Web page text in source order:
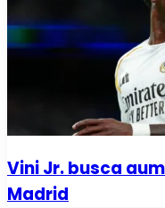
Vini Jr. busca
Madrid